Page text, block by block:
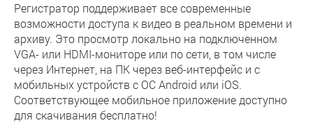
Регистратор поддерживает все современные
возможности доступа к видео в реальном времени и
архиву. Это просмотр локально на подключенном
VGA- или HDMI-мониторе или по сети, в том числе
через Интернет, на ПК через веб-интерфейс и с
мобильных устройств с ОС Android или iOS.
Соответствующее мобильное приложение доступно
для скачивания бесплатно!